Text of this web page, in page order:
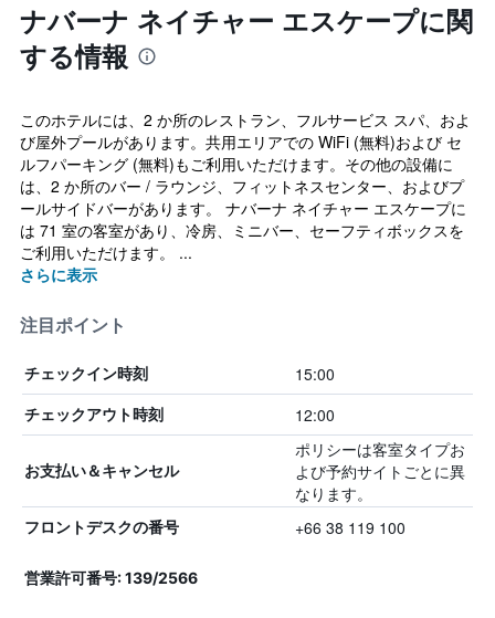
ナバーナ ネイチャー エスケープに関
する情報
このホテルには、2 か所のレストラン、フルサービス スパ、およ
び屋外プールがあります。共用エリアでの WiFi (無料)および セ
ルフパーキング (無料)もご利用いただけます。その他の設備に
は、2 か所のバー / ラウンジ、フィットネスセンター、およびプ
ールサイドバーがあります。 ナバーナ ネイチャー エスケープに
は 71 室の客室があり、冷房、ミニバー、セーフティボックスを
ご利用いただけます。 ...
さらに表示
注目ポイント
チェックイン時刻 15:00
チェックアウト時刻 12:00
お支払い＆キャンセル
ポリシーは客室タイプお
よび予約サイトごとに異
なります。
フロントデスクの番号 +66 38 119 100
営業許可番号: 139/2566